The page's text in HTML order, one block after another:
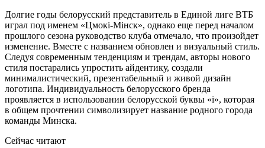
Долгие годы белорусский представитель в Единой лиге ВТБ
играл под именем «Цмокi-Мiнск», однако еще перед началом
прошлого сезона руководство клуба отмечало, что произойдет
изменение. Вместе с названием обновлен и визуальный стиль.
Следуя современным тенденциям и трендам, авторы нового
стиля постарались упростить айдентику, создали
минималистический, презентабельный и живой дизайн
логотипа. Индивидуальность белорусского бренда
проявляется в использовании белорусской буквы «i», которая
в общем прочтении символизирует название родного города
команды Минска.
Сейчас читают